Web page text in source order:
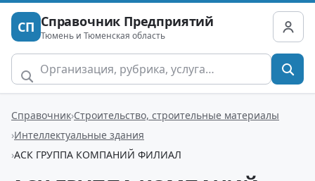
СП Справочник Предприятий
Тюмень и Тюменская область
Справочник Строительство, строительные материалы
Интеллектуальные здания
АСК ГРУППА КОМПАНИЙ ФИЛИАЛ